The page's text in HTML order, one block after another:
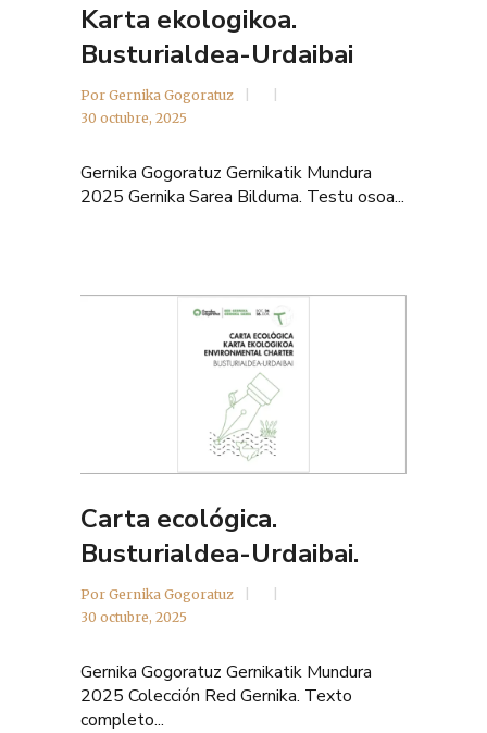
Karta ekologikoa.
Busturialdea-Urdaibai
Por Gernika Gogoratuz
30 octubre, 2025
Gernika Gogoratuz Gernikatik Mundura
2025 Gernika Sarea Bilduma. Testu osoa...
Carta ecológica.
Busturialdea-Urdaibai.
Por Gernika Gogoratuz
30 octubre, 2025
Gernika Gogoratuz Gernikatik Mundura
2025 Colección Red Gernika. Texto
completo...